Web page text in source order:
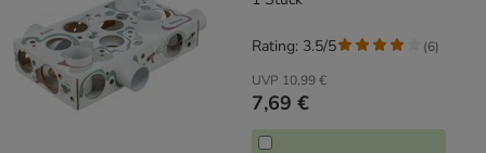
UVP 10,99 €
7,69 €
Rating: 3.5/5 (6)